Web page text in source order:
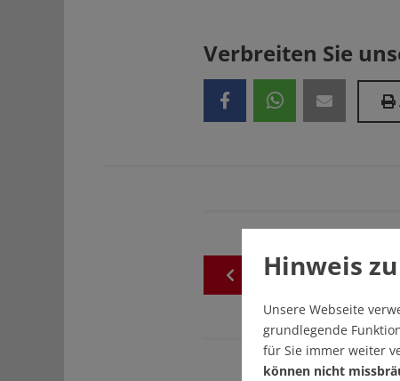
Verbreiten Sie
zurückzurakuellen
Hinweis
Unsere Webseite
grundlegende
für Sie immer weiter
können nicht